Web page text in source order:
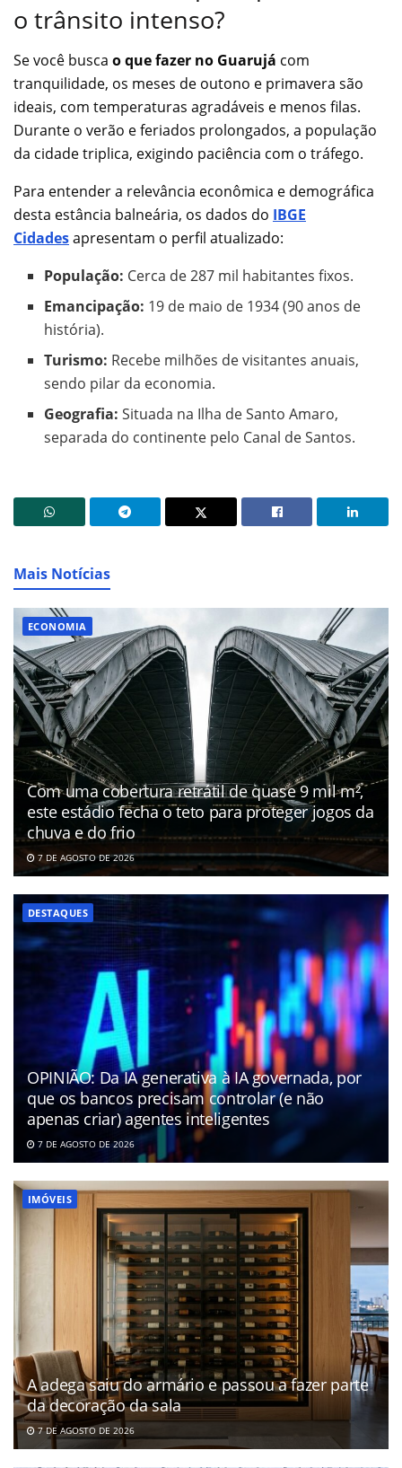
o trânsito intenso?
Se você busca o que fazer no Guarujá com
tranquilidade, os meses de outono e primavera são
ideais, com temperaturas agradáveis e menos filas.
Durante o verão e feriados prolongados, a população
da cidade triplica, exigindo paciência com o tráfego.
Para entender a relevância econômica e demográfica
desta estância balneária, os dados do IBGE
Cidadesapresentam o perfil atualizado:
População: Cerca de 287 mil habitantes fixos.
Emancipação: 19 de maio de 1934 (90 anos de
história).
Turismo: Recebe milhões de visitantes anuais,
sendo pilar da economia.
Geografia: Situada na Ilha de Santo Amaro,
separada do continente pelo Canal de Santos.
Mais Notícias
ECONOMIA
Com uma cobertura retrátil de quase 9 mil m²,
este estádio fecha o teto para proteger jogos da
chuva e do frio
7 DE AGOSTO DE 2026
DESTAQUES
OPINIÃO: Da IA generativa à IA governada, por
que os bancos precisam controlar (e não
apenas criar) agentes inteligentes
7 DE AGOSTO DE 2026
IMÓVEIS
A adega saiu do armário e passou a fazer parte
da decoração da sala
7 DE AGOSTO DE 2026